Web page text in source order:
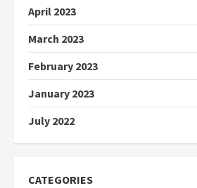
April 2023
March 2023
February 2023
January 2023
July 2022
CATEGORIES